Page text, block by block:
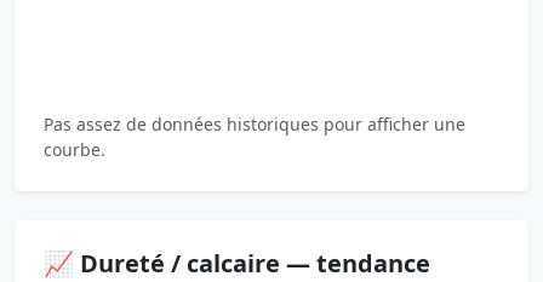
Pas assez de données historiques pour afficher une
courbe.
📈 Dureté / calcaire — tendance